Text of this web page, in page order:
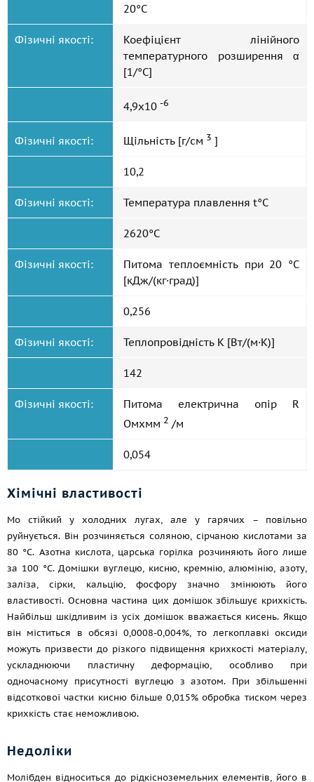
20°С
Фізичні якості:
Коефіцієнт лінійного
температурного розширення α
[1/°С]
4,9x10 -6
Фізичні якості: Щільність [г/см 3 ]
10,2
Фізичні якості: Температура плавлення t°С
2620°С
Фізичні якості:
Питома теплоємність при 20 °C
[кДж/(кг·град)]
0,256
Фізичні якості: Теплопровідність К [Вт/(м·К)]
142
Фізичні якості:
Питома електрична опір R
Омxмм 2 /м
0,054
Хімічні властивості
Mo стійкий у холодних лугах, але у гарячих – повільно
руйнується. Він розчиняється соляною, сірчаною кислотами за
80 °C. Азотна кислота, царська горілка розчиняють його лише
за 100 °C. Домішки вуглецю, кисню, кремнію, алюмінію, азоту,
заліза, сірки, кальцію, фосфору значно змінюють його
властивості. Основна частина цих домішок збільшує крихкість.
Найбільш шкідливим із усіх домішок вважається кисень. Якщо
він міститься в обсязі 0,0008-0,004%, то легкоплавкі оксиди
можуть призвести до різкого підвищення крихкості матеріалу,
ускладнюючи пластичну деформацію, особливо при
одночасному присутності вуглецю з азотом. При збільшенні
відсоткової частки кисню більше 0,015% обробка тиском через
крихкість стає неможливою.
Недоліки
Молібден відноситься до рідкісноземельних елементів, його в